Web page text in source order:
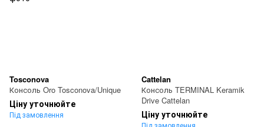
Tosconova
Консоль Oro Tosconova/Unique
Ціну уточнюйте
Під замовлення
Cattelan
Консоль TERMINAL Keramik
Drive Cattelan
Ціну уточнюйте
Під замовлення